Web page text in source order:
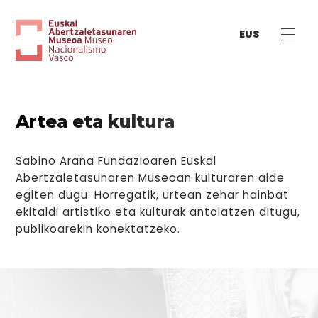
EUS
Artea eta kultura
Sabino Arana Fundazioaren Euskal
Abertzaletasunaren Museoan kulturaren alde
egiten dugu. Horregatik, urtean zehar hainbat
ekitaldi artistiko eta kulturak antolatzen ditugu,
publikoarekin konektatzeko.